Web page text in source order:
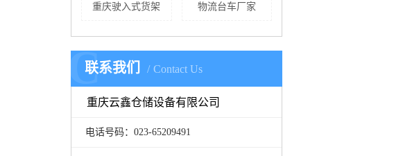
重庆驶入式货架 物流台车厂家
联系我们 Contact Us
C
重庆云鑫仓储设备有限公司
电话号码：023-65209491